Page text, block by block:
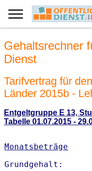
Gehaltsrechner
Dienst
Tarifvertrag für
Länder 2015b -
Entgeltgruppe E 13,
Tabelle 01.07.2015 -
Monatsbeträge